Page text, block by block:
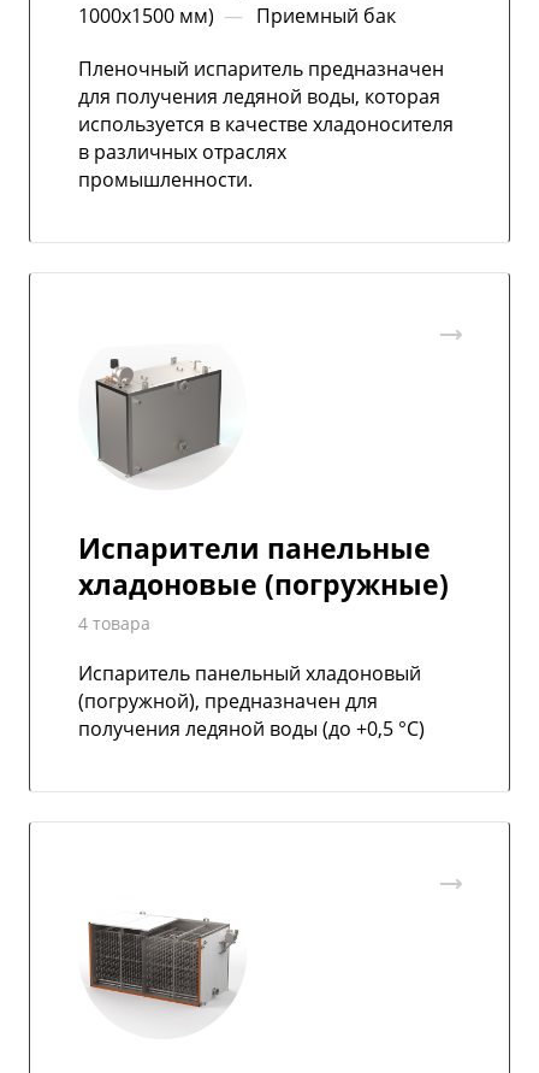
1000х1500 мм) — Приемный бак
Пленочный испаритель предназначен
для получения ледяной воды, которая
используется в качестве хладоносителя
в различных отраслях
промышленности.
Испарители панельные
хладоновые (погружные)
4 товара
Испаритель панельный хладоновый
(погружной), предназначен для
получения ледяной воды (до +0,5 °C)